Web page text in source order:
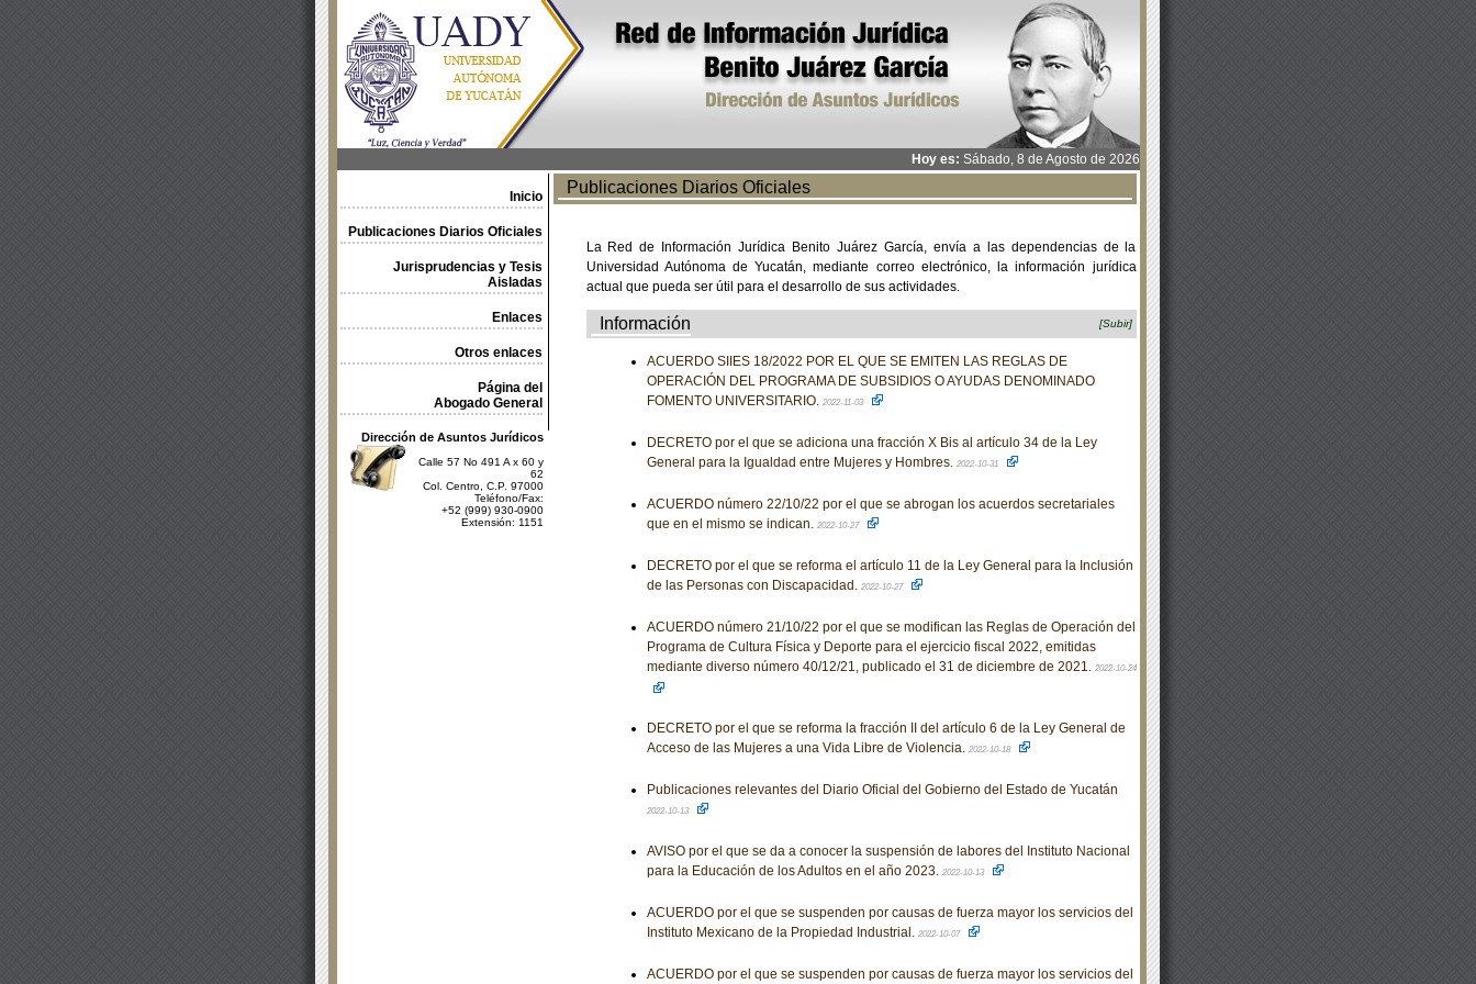
Hoy es: Sábado, 8 de Agosto de 2026
Inicio
Publicaciones Diarios Oficiales
Jurisprudencias y Tesis
Aisladas
Enlaces
Otros enlaces
Página del
Abogado General
Dirección de Asuntos Jurídicos
Calle 57 No 491 A x 60 y
62
Col. Centro, C.P. 97000
Teléfono/Fax:
+52 (999) 930-0900
Extensión: 1151
Publicaciones Diarios Oficiales
La Red de Información Jurídica Benito Juárez García, envía a las dependencias de la
Universidad Autónoma de Yucatán, mediante correo electrónico, la información jurídica
actual que pueda ser útil para el desarrollo de sus actividades.
Información [Subir]
ACUERDO SIIES 18/2022 POR EL QUE SE EMITEN LAS REGLAS DE
OPERACIÓN DEL PROGRAMA DE SUBSIDIOS O AYUDAS DENOMINADO
FOMENTO UNIVERSITARIO. 2022-11-03
DECRETO por el que se adiciona una fracción X Bis al artículo 34 de la Ley
General para la Igualdad entre Mujeres y Hombres. 2022-10-31
ACUERDO número 22/10/22 por el que se abrogan los acuerdos secretariales
que en el mismo se indican. 2022-10-27
DECRETO por el que se reforma el artículo 11 de la Ley General para la Inclusión
de las Personas con Discapacidad. 2022-10-27
ACUERDO número 21/10/22 por el que se modifican las Reglas de Operación del
Programa de Cultura Física y Deporte para el ejercicio fiscal 2022, emitidas
mediante diverso número 40/12/21, publicado el 31 de diciembre de 2021. 2022-10-24
DECRETO por el que se reforma la fracción II del artículo 6 de la Ley General de
Acceso de las Mujeres a una Vida Libre de Violencia. 2022-10-18
Publicaciones relevantes del Diario Oficial del Gobierno del Estado de Yucatán
2022-10-13
AVISO por el que se da a conocer la suspensión de labores del Instituto Nacional
para la Educación de los Adultos en el año 2023. 2022-10-13
ACUERDO por el que se suspenden por causas de fuerza mayor los servicios del
Instituto Mexicano de la Propiedad Industrial. 2022-10-07
ACUERDO por el que se suspenden por causas de fuerza mayor los servicios del